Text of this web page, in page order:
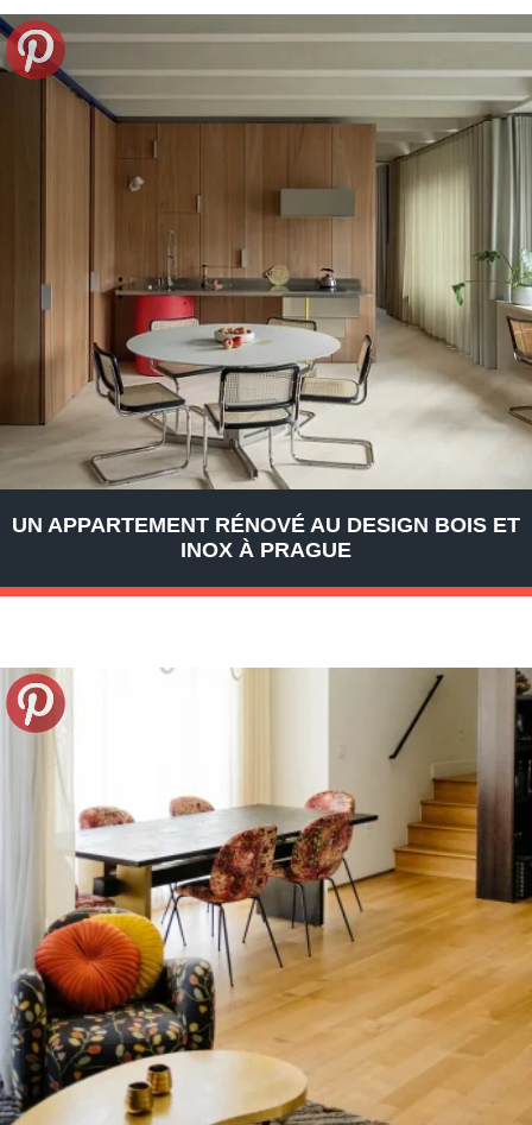
UN APPARTEMENT RÉNOVÉ AU DESIGN BOIS ET
INOX À PRAGUE